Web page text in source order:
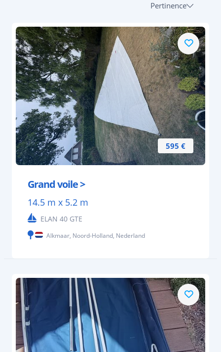
Pertinence
595 €
Grand voile >
14.5 m x 5.2 m
ELAN 40 GTE
Alkmaar, Noord-Holland, Nederland